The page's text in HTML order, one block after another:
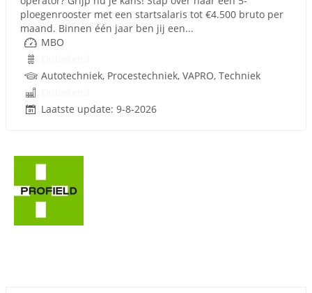
ploegenrooster met een startsalaris tot €4.500 bruto per
maand. Binnen één jaar ben jij een...
MBO
Autotechniek, Procestechniek, VAPRO, Techniek
Laatste update: 9-8-2026